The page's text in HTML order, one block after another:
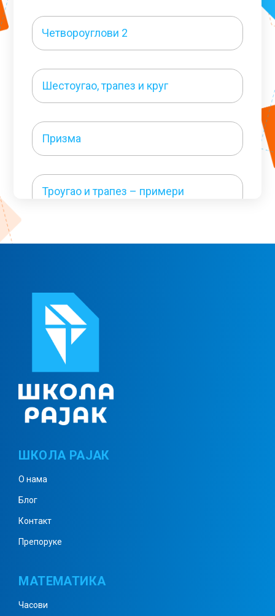
Четвороуглови 2
Шестоугао, трапез и круг
Призма
Троугао и трапез – примери
Четвороуглови – примери 1
Четвороуглови – примери 2
Круг – примери
Призма 1
Призма примери 1
ШКОЛА РАЈАК
О нама
Блог
Контакт
Препоруке
МАТЕМАТИКА
Часови